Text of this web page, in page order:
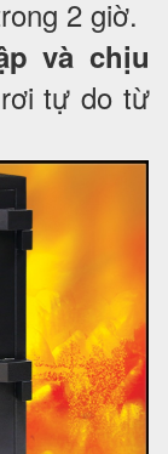
2 giờ.
và chịu
tự do từ